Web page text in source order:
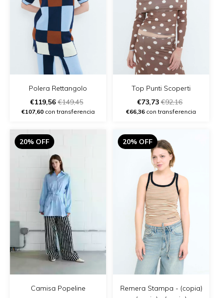
Polera Rettangolo
€119,56 €149,45
€107,60con transferencia
Top Punti Scoperti
€73,73 €92,16
€66,36 con transferencia
20% OFF
Camisa Popeline
20% OFF
Remera Stampa - (copia)